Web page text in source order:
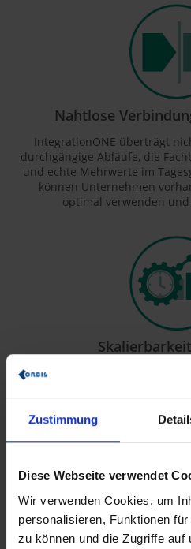
Zustimmung
Diese Webseite verwendet
Wir verwenden Cookies, um
personalisieren, Funktionen
zu können und die Zugriffe auf
Nahtlose
IntegrationONE überträgt
durchgängige Abläufe, die
und echte Mehrwerte im
können Unternehmen
optimal verwenden
Von kleinen
Multi-System-Szenarien –
gemeinsam mit Ihrem
Architektur und Ihrer